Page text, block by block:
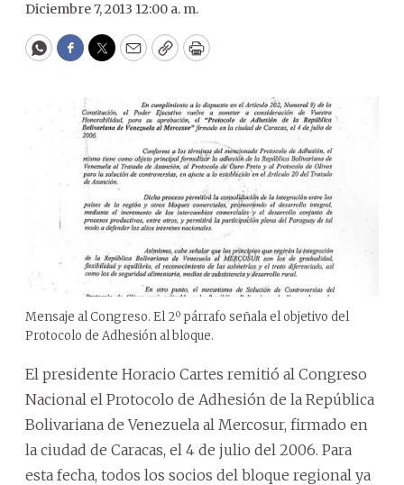
Diciembre 7, 2013 12:00 a. m.
WhatsApp
Facebook
Twitter
EmailCopyPrint
Mensaje al Congreso. El 2º párrafo señala el objetivo del
Protocolo de Adhesión al bloque.
El presidente Horacio Cartes remitió al Congreso
Nacional el Protocolo de Adhesión de la República
Bolivariana de Venezuela al Mercosur, firmado en
la ciudad de Caracas, el 4 de julio del 2006. Para
esta fecha, todos los socios del bloque regional ya